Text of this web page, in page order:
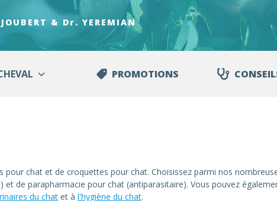
Retour gratuit en clinique
Sélection de croquettes vétérinaire
& Dr. YEREMIAN
PROMOTIONS
chat et de croquettes pour chat. Choisissez parmi nos
de parapharmacie pour chat (antiparasitaire). Vous pouvez
du chat et à l'hygiène du chat.